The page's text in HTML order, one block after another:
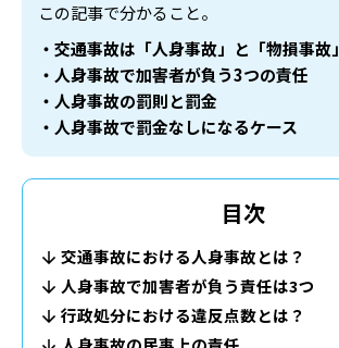
この記事で分かること。
・交通事故は「人身事故」と「物損事故」
・人身事故で加害者が負う3つの責任
・人身事故の罰則と罰金
・人身事故で罰金なしになるケース
目次
交通事故における人身事故とは？
人身事故で加害者が負う責任は3つ
行政処分における違反点数とは？